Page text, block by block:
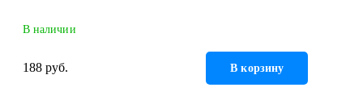
В наличии
188 руб. В корзину
Прокладки (Фум. лен. нить) и комплектующие